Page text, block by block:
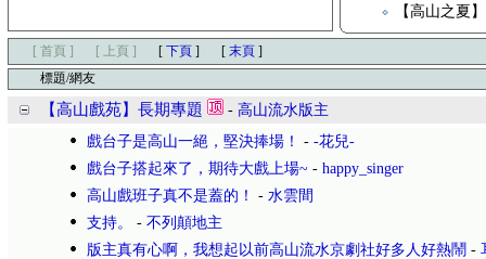
【高山之夏
[ 首頁 ] [ 上頁 ] [ 下頁 ] [ 末頁 ]
標題/網友
【高山戲苑】長期專題 - 高山流水版主
戲台子是高山一絕，堅決捧場！
- -花兒-
戲台子搭起來了，期待大戲上場~ - happy_singer
高山戲班子真不是蓋的！
- 水雲間
支持。
- 不列顛地主
版主真有心啊，我想起以前高山流水京劇社好多人好熱鬧 -